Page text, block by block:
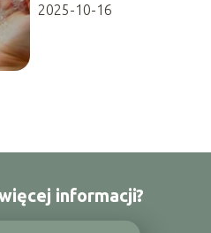
2025-10-16
informacji?